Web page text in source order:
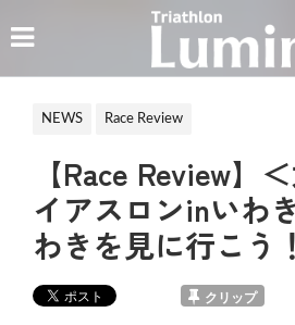
NEWS Race Review
【Race Review】
イアスロンinいわ
わきを見に行こう
クリップ